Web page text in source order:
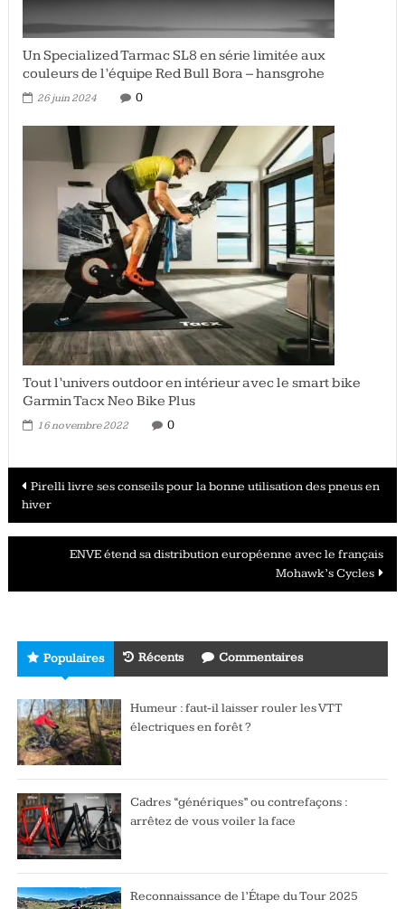
Un Specialized Tarmac SL8 en série limitée aux
couleurs de l’équipe Red Bull Bora – hansgrohe
26 juin 2024 0
Tout l’univers outdoor en intérieur avec le smart bike
Garmin Tacx Neo Bike Plus
16 novembre 2022 0
Navigation
des
articles
Pirelli livre ses conseils pour la bonne utilisation des pneus en
hiver
ENVE étend sa distribution européenne avec le français
Mohawk’s Cycles
Populaires Récents Commentaires
Humeur : faut-il laisser rouler les VTT
électriques en forêt ?
Cadres “génériques” ou contrefaçons :
arrêtez de vous voiler la face
Reconnaissance de l’Étape du Tour 2025